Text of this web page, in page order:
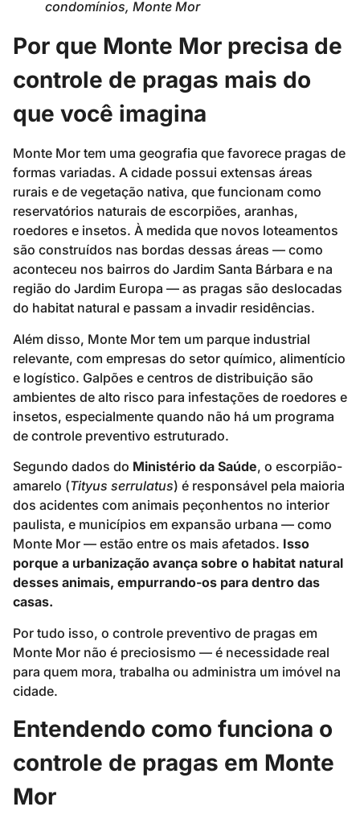
condomínios, Monte Mor
Por que Monte Mor precisa de
controle de pragas mais do
que você imagina
Monte Mor tem uma geografia que favorece pragas de
formas variadas. A cidade possui extensas áreas
rurais e de vegetação nativa, que funcionam como
reservatórios naturais de escorpiões, aranhas,
roedores e insetos. À medida que novos loteamentos
são construídos nas bordas dessas áreas — como
aconteceu nos bairros do Jardim Santa Bárbara e na
região do Jardim Europa — as pragas são deslocadas
do habitat natural e passam a invadir residências.
Além disso, Monte Mor tem um parque industrial
relevante, com empresas do setor químico, alimentício
e logístico. Galpões e centros de distribuição são
ambientes de alto risco para infestações de roedores e
insetos, especialmente quando não há um programa
de controle preventivo estruturado.
Segundo dados do Ministério da Saúde, o escorpião-
amarelo (Tityus serrulatus) é responsável pela maioria
dos acidentes com animais peçonhentos no interior
paulista, e municípios em expansão urbana — como
Monte Mor — estão entre os mais afetados. Isso
porque a urbanização avança sobre o habitat natural
desses animais, empurrando-os para dentro das
casas.
Por tudo isso, o controle preventivo de pragas em
Monte Mor não é preciosismo — é necessidade real
para quem mora, trabalha ou administra um imóvel na
cidade.
Entendendo como funciona o
controle de pragas em Monte
Mor